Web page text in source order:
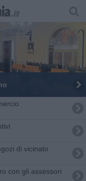
di vicinato
con gli assessori